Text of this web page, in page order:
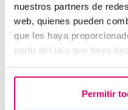
nuestros partners de
web, quienes pueden
que les haya
partir del uso que haya
Permitir
Puis-je savoir quel sera
?